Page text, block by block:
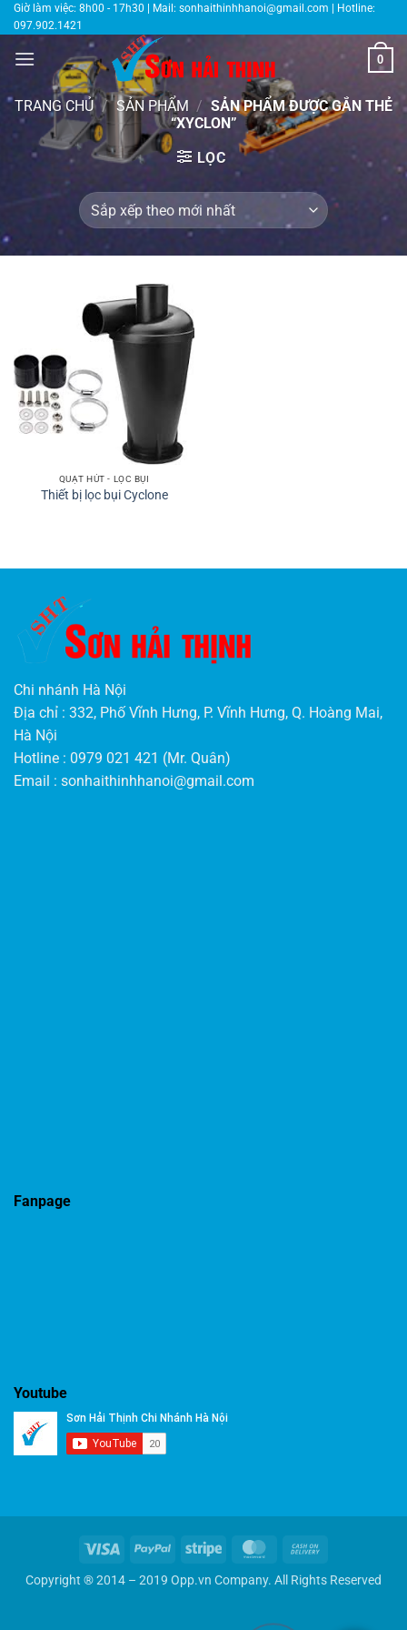
Bỏ
qua
nội
Giờ làm việc: 8h00 - 17h30 | Mail: sonhaithinhhanoi@gmail.com | Hotline:
097.902.1421
0
TRANG CHỦ / SẢN PHẨM / SẢN PHẨM ĐƯỢC GẮN THẺ
“XYCLON”
LỌC
QUẠT HÚT - LỌC BỤI
Thiết bị lọc bụi Cyclone
Chi nhánh Hà Nội
Địa chỉ : 332, Phố Vĩnh Hưng, P. Vĩnh Hưng, Q. Hoàng Mai,
Hà Nội
Hotline : 0979 021 421 (Mr. Quân)
Email : sonhaithinhhanoi@gmail.com
Fanpage
Youtube
Visa PayPal Stripe MasterCard
Delivery
Copyright ® 2014 – 2019 Opp.vn Company. All Rights Reserved